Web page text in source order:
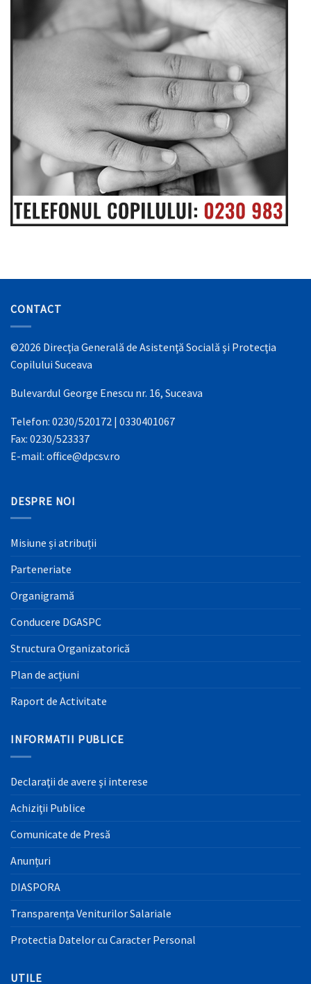
CONTACT
©2026 Direcţia Generală de Asistenţă Socială şi Protecţia
Copilului Suceava
Bulevardul George Enescu nr. 16, Suceava
Telefon: 0230/520172 | 0330401067
Fax: 0230/523337
E-mail: office@dpcsv.ro
DESPRE NOI
Misiune și atribuții
Parteneriate
Organigramă
Conducere DGASPC
Structura Organizatorică
Plan de acțiuni
Raport de Activitate
INFORMATII PUBLICE
Declaraţii de avere şi interese
Achiziţii Publice
Comunicate de Presă
Anunțuri
DIASPORA
Transparența Veniturilor Salariale
Protectia Datelor cu Caracter Personal
UTILE